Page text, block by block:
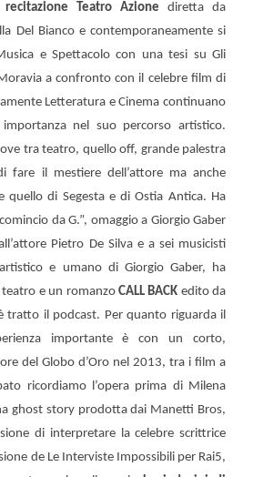
Teatro Azione diretta da
Del Bianco e contemporaneamente si
e Spettacolo con una tesi su Gli
a confronto con il celebre film di
Letteratura e Cinema continuano
nel suo percorso artistico.
tra teatro, quello off, grande palestra
fare il mestiere dell’attore ma anche
quello di Segesta e di Ostia Antica. Ha
da G.”, omaggio a Giorgio Gaber
Pietro De Silva e a sei musicisti
e umano di Giorgio Gaber, ha
e un romanzo CALL BACK edito da
tratto il podcast. Per quanto riguarda il
importante è con un corto,
del Globo d’Oro nel 2013, tra i film a
ricordiamo l’opera prima di Milena
ghost story prodotta dai Manetti Bros,
di interpretare la celebre scrittrice
de Le Interviste Impossibili per Rai5,